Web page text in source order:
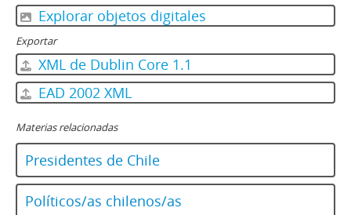
122 - Revista Ercilla. Año XXXIV, Nº 1714
124 - Revista Ercilla. Año XXXIV, N° 1717
125 - Revista Ercilla. Año XXXIV, Nº 1718
126 - Revista Ercilla. Año XXXIV, Nº 1719
128 - Revista Ercilla. Año XXXIV, Nº 1721
130 - Revista Ercilla. Año XXXIV, Nº 1723
131 - Revista Ercilla. Año XXXIV, Nº 1724
132 - Revista Ercilla. Año XXXIV, Nº 1725
Explorar objetos digitales
Exportar
XML de Dublin Core 1.1
EAD 2002 XML
Materias relacionadas
Presidentes de Chile
Políticos/as chilenos/as